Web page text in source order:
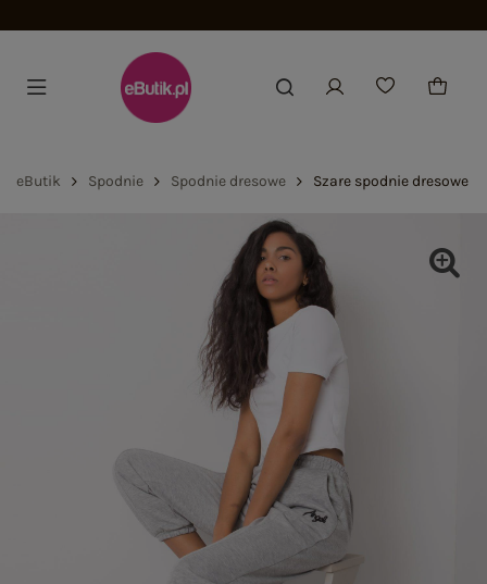
eButik Spodnie Spodnie dresowe Szare spodnie dresowe